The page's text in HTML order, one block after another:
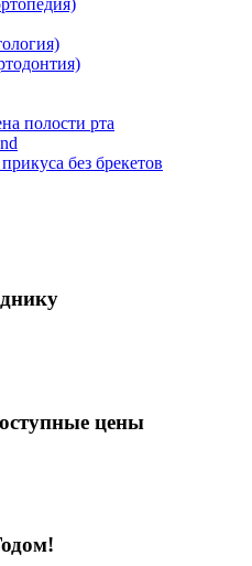
полости рта
без брекетов
цены